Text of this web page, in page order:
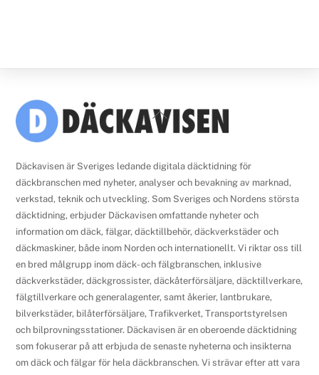
Back
To
Däckavisen är Sveriges ledande digitala däcktidning för
däckbranschen med nyheter, analyser och bevakning av marknad,
verkstad, teknik och utveckling. Som Sveriges och Nordens största
däcktidning, erbjuder Däckavisen omfattande nyheter och
information om däck, fälgar, däcktillbehör, däckverkstäder och
däckmaskiner, både inom Norden och internationellt. Vi riktar oss till
en bred målgrupp inom däck- och fälgbranschen, inklusive
däckverkstäder, däckgrossister, däckåterförsäljare, däcktillverkare,
fälgtillverkare och generalagenter, samt åkerier, lantbrukare,
bilverkstäder, bilåterförsäljare, Trafikverket, Transportstyrelsen
och bilprovningsstationer. Däckavisen är en oberoende däcktidning
som fokuserar på att erbjuda de senaste nyheterna och insikterna
om däck och fälgar för hela däckbranschen. Vi strävar efter att vara